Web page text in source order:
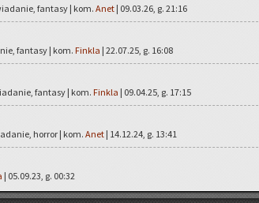
fantasy | kom.Anet | 09.03.26, g. 21:16
fantasy | kom.Finkla | 22.07.25, g. 16:08
fantasy | kom. Finkla | 09.04.25, g. 17:15
horror | kom. Anet | 14.12.24, g. 13:41
| 05.09.23, g. 00:32